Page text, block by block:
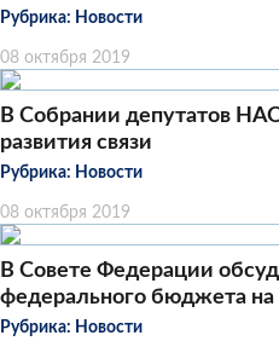
Рубрика: Новости
08 октября 2019
В Собрании депутатов
развития связи
Рубрика: Новости
08 октября 2019
В Совете Федерации
федерального бюджета
Рубрика: Новости